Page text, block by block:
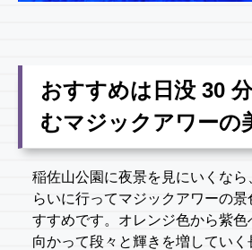
おすすめは日没 30
むマジックアワーの
稲佐山公園に夜景を見にいくなら
らいに行ってマジックアワーの
すすめです。オレンジ色から紫色
向かって段々と輝きを増してい